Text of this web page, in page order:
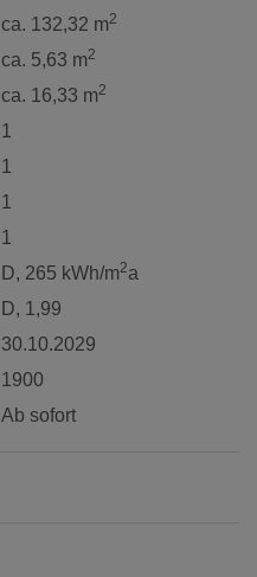
ca. 132,32 m2
ca. 5,63 m2
ca. 16,33 m2
1
1
1
1
D, 265 kWh/m2a
D, 1,99
30.10.2029
1900
Ab sofort